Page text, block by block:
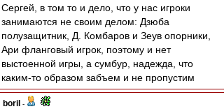
Сергей, в том то и дело, что у нас игроки
занимаются не своим делом: Дзюба
полузащитник, Д. Комбаров и Зеув опорники,
Ари фланговый игрок, поэтому и нет
выстоенной игры, а сумбур, надежда, что
каким-то образом забъем и не пропустим
boril -